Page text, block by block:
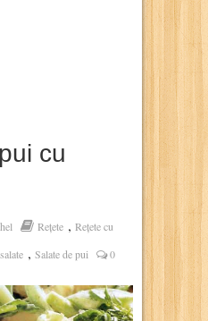
cu
Rețete , Rețete cu
, Salate de pui 0